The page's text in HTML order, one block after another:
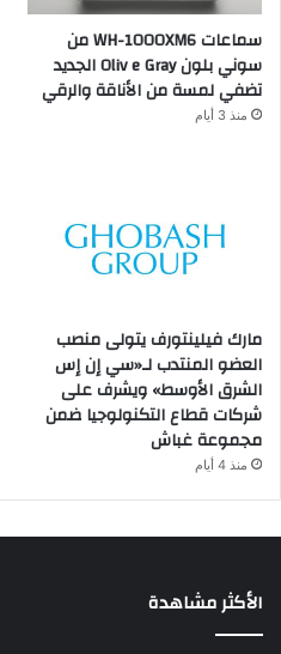
سماعات WH-1000XM6 من
سوني بلون Oliv e Gray الجديد
تضفي لمسة من الأناقة والرقي
منذ 3 أيام
مارك فيلينتورف يتولى منصب
العضو المنتدب لـ«سي إن إس
الشرق الأوسط» ويشرف على
شركات قطاع التكنولوجيا ضمن
مجموعة غباش
منذ 4 أيام
الأكثر مشاهدة